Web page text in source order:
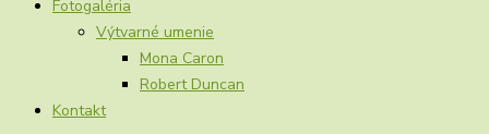
Fotogaléria
Výtvarné umenie
Mona Caron
Robert Duncan
Kontakt